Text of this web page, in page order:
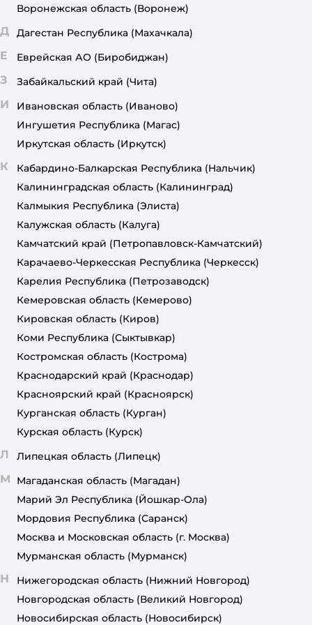
Воронежская область (Воронеж)
Д Дагестан Республика (Махачкала)
Е Еврейская АО (Биробиджан)
З Забайкальский край (Чита)
И Ивановская область (Иваново)
Ингушетия Республика (Магас)
Иркутская область (Иркутск)
К Кабардино-Балкарская Республика (Нальчик)
Калининградская область (Калининград)
Калмыкия Республика (Элиста)
Калужская область (Калуга)
Камчатский край (Петропавловск-Камчатский)
Карачаево-Черкесская Республика (Черкесск)
Карелия Республика (Петрозаводск)
Кемеровская область (Кемерово)
Кировская область (Киров)
Коми Республика (Сыктывкар)
Костромская область (Кострома)
Краснодарский край (Краснодар)
Красноярский край (Красноярск)
Курганская область (Курган)
Курская область (Курск)
Л Липецкая область (Липецк)
М Магаданская область (Магадан)
Марий Эл Республика (Йошкар-Ола)
Мордовия Республика (Саранск)
Москва и Московская область (г. Москва)
Мурманская область (Мурманск)
Н Нижегородская область (Нижний Новгород)
Новгородская область (Великий Новгород)
Новосибирская область (Новосибирск)